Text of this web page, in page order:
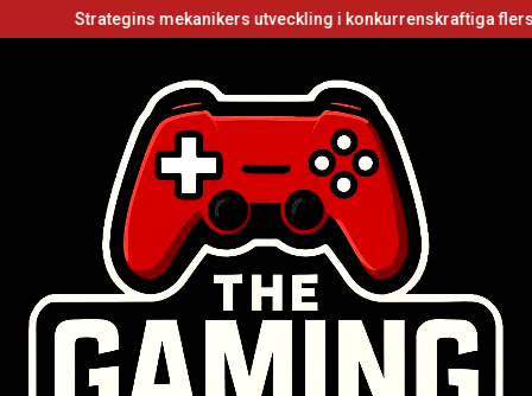
Strategins mekanikers utveckling i konkurrenskraftiga